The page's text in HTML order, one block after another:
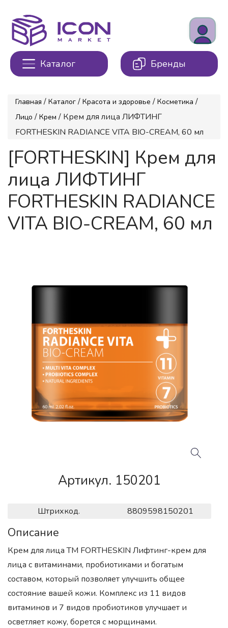
Каталог Бренды
Главная / Каталог / Красота и здоровье / Косметика /
Лицо / Крем / Крем для лица ЛИФТИНГ
FORTHESKIN RADIANCE VITA BIO-CREAM, 60 мл
[FORTHESKIN] Крем для
лица ЛИФТИНГ
FORTHESKIN RADIANCE
VITA BIO-CREAM, 60 мл
Артикул. 150201
Штрихкод. 8809598150201
Описание
Крем для лица ТМ FORTHESKIN Лифтинг-крем для
лица с витаминами, пробиотиками и богатым
составом, который позволяет улучшить общее
состояние вашей кожи. Комплекс из 11 видов
витаминов и 7 видов пробиотиков улучшает и
осветляет кожу, борется с морщинами.